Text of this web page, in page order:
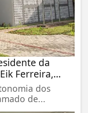
da
Ferreira,...
dos
de...